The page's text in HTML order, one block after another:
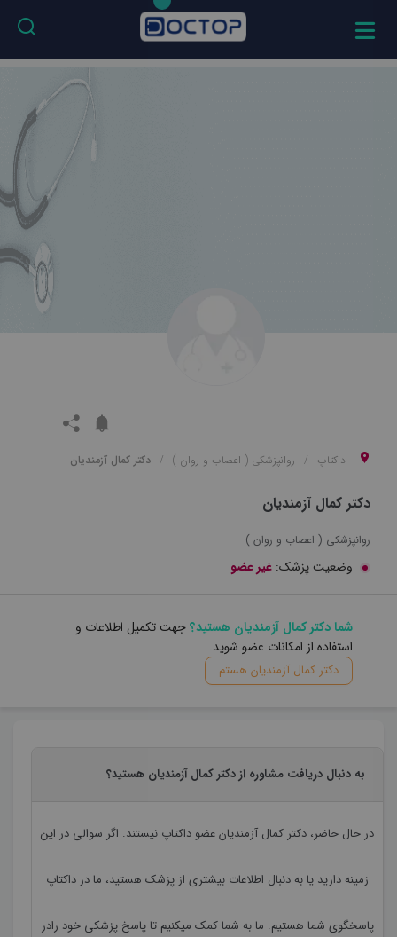
داکتاپ روانپزشکی ( اعصاب و روان ) دکتر کمال آزمندیان
دکتر کمال آزمندیان
روانپزشکی ( اعصاب و روان )
وضعیت پزشک: غیر عضو
شما دکتر کمال آزمندیان هستید؟جهت تکمیل اطلاعات و
استفاده از امکانات عضو شوید.
دکتر کمال آزمندیان هستم
به دنبال دریافت مشاوره از دکتر کمال آزمندیان هستید؟
در حال حاضر، دکتر کمال آزمندیانعضو داکتاپ نیستند. اگر سوالی در این
زمینه دارید یا به دنبال اطلاعات بیشتری از پزشک هستید، ما در داکتاپ
پاسخگوی شما هستیم. ما به شما کمک میکنیم تا پاسخ پزشکی خود رادر